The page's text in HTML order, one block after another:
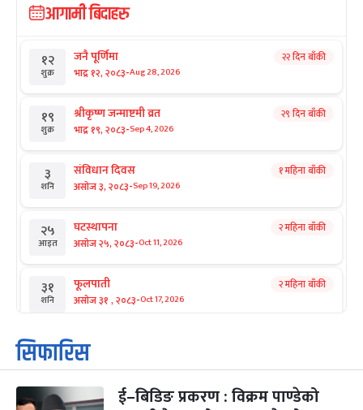
आगामी बिदाहरु
१२
शुक्र
जनै पूर्णिमा
भाद्र १२, २०८३-Aug 28, 2026
२२ दिन बाँकी
१९
शुक्र
श्रीकृष्ण जन्माष्टमी व्रत
भाद्र १९, २०८३-Sep 4, 2026
२९ दिन बाँकी
३
शनि
संविधान दिवस
असोज ३, २०८३-Sep 19, 2026
१ महिना बाँकी
२५
आइत
घटस्थापना
असोज २५, २०८३-Oct 11, 2026
२ महिना बाँकी
३१
शनि
फूलपाती
असोज ३१ , २०८३-Oct 17, 2026
२ महिना बाँकी
१
आइत
कार्तिक सङ्क्रान्ति
कार्तिक १, २०८३
३ महानवमी २ महिना बाँकी
सिफारिस
ई–बिडिङ प्रकरण : विक्रम पाण्डेको